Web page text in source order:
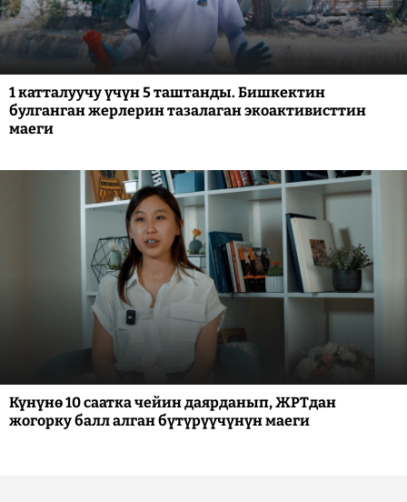
1 катталуучу үчүн 5 таштанды. Бишкектин
булганган жерлерин тазалаган экоактивисттин
маеги
Күнүнө 10 саатка чейин даярданып, ЖРТдан
жогорку балл алган бүтүрүүчүнүн маеги